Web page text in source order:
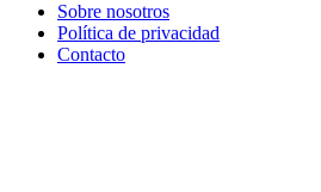
Sobre nosotros
Política de privacidad
Contacto